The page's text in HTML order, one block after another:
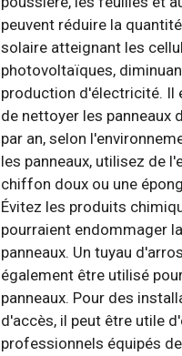
peuvent réduire la
solaire atteignant les
photovoltaïques,
production d'électricité. Il
de nettoyer les panneaux
par an, selon
les panneaux, utilisez de
chiffon doux ou une
Évitez les produits
pourraient endommager
panneaux. Un tuyau
également être utilisé
panneaux. Pour des
d'accès, il peut être utile
professionnels équipés